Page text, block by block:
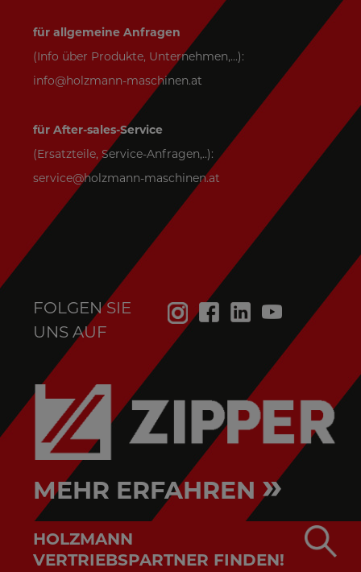
für allgemeine Anfragen
(Info über Produkte, Unternehmen,...):
info@holzmann-maschinen.at
für After-sales-Service
(Ersatzteile, Service-Anfragen,..):
service@holzmann-maschinen.at
FOLGEN SIE
UNS AUF
MEHR ERFAHREN »
HOLZMANN
VERTRIEBSPARTNER FINDEN!